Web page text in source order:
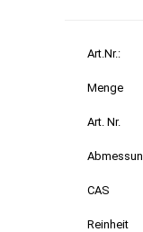
Art.Nr.:
Menge
Art. Nr.
CAS
Reinheit